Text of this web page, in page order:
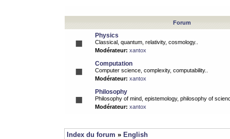
Forum
Physics
Classical, quantum, relativity, cosmology..
Modérateur: xantox
Computation
Computer science, complexity, computability..
Modérateur: xantox
Philosophy
Philosophy of mind, epistemology, philosophy of
Modérateur: xantox
Index du forum » English